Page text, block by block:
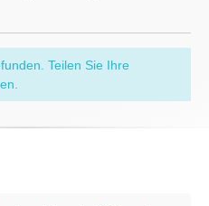
Teilen Sie Ihre